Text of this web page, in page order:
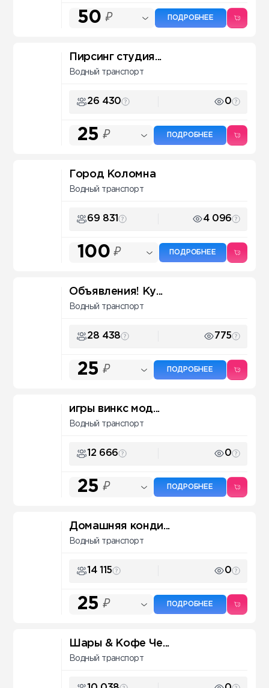
50 ₽ ПОДРОБНЕЕ
Пирсинг студия...
Водный транспорт
26 430 0
25 ₽ ПОДРОБНЕЕ
Город Коломна
Водный транспорт
69 831 4 096
100 ₽ ПОДРОБНЕЕ
Объявления! Ку...
Водный транспорт
28 438 775
25 ₽ ПОДРОБНЕЕ
игры винкс мод...
Водный транспорт
12 666 0
25 ₽ ПОДРОБНЕЕ
Домашняя конди...
Водный транспорт
14 115 0
25 ₽ ПОДРОБНЕЕ
Шары & Кофе Че...
Водный транспорт